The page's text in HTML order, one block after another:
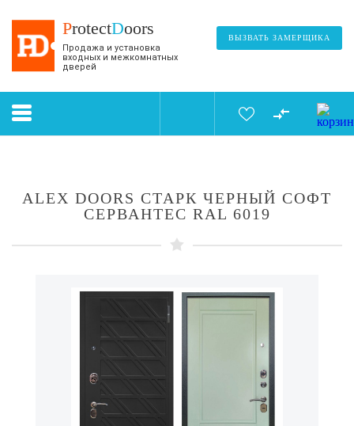
ProtectDoors
Продажа и установка
входных и межкомнатных
дверей
ВЫЗВАТЬ ЗАМЕРЩИКА
ALEX DOORS СТАРК ЧЕРНЫЙ СОФТ
СЕРВАНТЕС RAL 6019